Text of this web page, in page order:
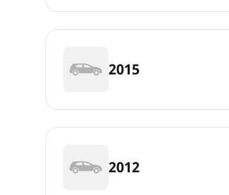
2015
2012